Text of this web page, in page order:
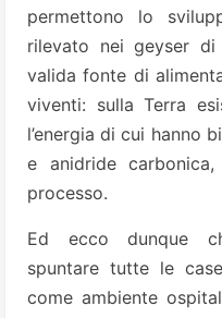
permettono lo
rilevato nei geyser di
valida fonte di
viventi: sulla Terra
l’energia di cui hanno
e anidride
processo.
Ed ecco dunque
spuntare tutte le
come ambiente